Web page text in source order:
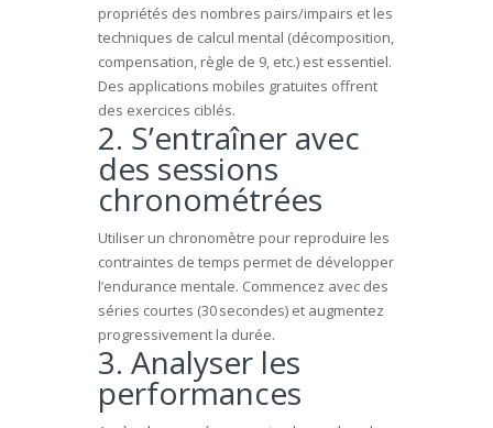
propriétés des nombres pairs/impairs et les
techniques de calcul mental (décomposition,
compensation, règle de 9, etc.) est essentiel.
Des applications mobiles gratuites offrent
des exercices ciblés.
2. S’entraîner avec
des sessions
chronométrées
Utiliser un chronomètre pour reproduire les
contraintes de temps permet de développer
l’endurance mentale. Commencez avec des
séries courtes (30 secondes) et augmentez
progressivement la durée.
3. Analyser les
performances